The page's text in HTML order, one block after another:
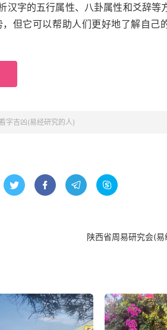
汉字的五行属性、八卦属性和爻辞等
但它可以帮助人们更好地了解自己
字吉凶(易经研究的人)
   
陕西省周易研究会(